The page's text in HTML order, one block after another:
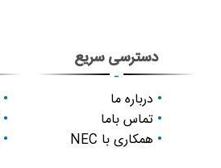
دسترسی سریع
-
درباره ما
تماس باما
همکاری با NEC